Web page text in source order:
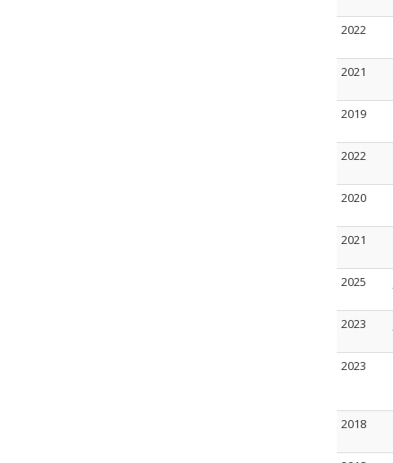
2022
2021
2019
2022
2020
2021
2025
2023
2023
2018